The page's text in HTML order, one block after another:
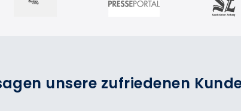
unsere zufriedenen